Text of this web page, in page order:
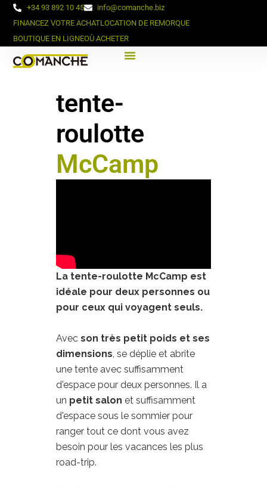
+34 93 892 10 45
info@comanche.biz
FINANCEZ VOTRE ACHATLOCATION DE REMORQUE
BOUTIQUE EN LIGNEOÙ ACHETER
tente-
roulotte
McCamp
La tente-roulotte McCamp est
idéale pour deux personnes ou
pour ceux qui voyagent seuls.
Avec son très petit poids et ses
dimensions, se déplie et abrite
une tente avec suffisamment
d'espace pour deux personnes. Il a
un petit salon et suffisamment
d'espace sous le sommier pour
ranger tout ce dont vous avez
besoin pour les vacances les plus
road-trip.